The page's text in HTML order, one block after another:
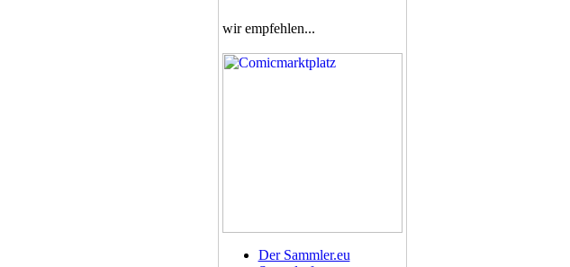
wir empfehlen...
Der Sammler.eu